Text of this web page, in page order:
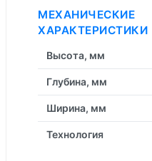
МЕХАНИЧЕСКИЕ
ХАРАКТЕРИСТИКИ
Высота, мм
Глубина, мм
Ширина, мм
Технология